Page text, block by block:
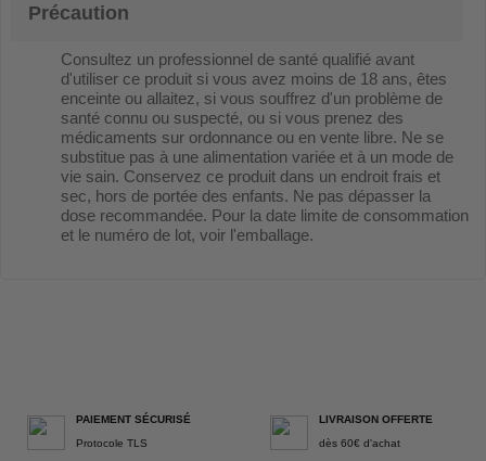
Précaution
Consultez un professionnel de santé qualifié avant
d'utiliser ce produit si vous avez moins de 18 ans, êtes
enceinte ou allaitez, si vous souffrez d'un problème de
santé connu ou suspecté, ou si vous prenez des
médicaments sur ordonnance ou en vente libre. Ne se
substitue pas à une alimentation variée et à un mode de
vie sain. Conservez ce produit dans un endroit frais et
sec, hors de portée des enfants. Ne pas dépasser la
dose recommandée. Pour la date limite de consommation
et le numéro de lot, voir l'emballage.
PAIEMENT SÉCURISÉ
Protocole TLS
LIVRAISON OFFERTE
dès 60€ d'achat